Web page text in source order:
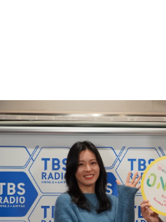
イベント・グッズ
YouTube
会社情報